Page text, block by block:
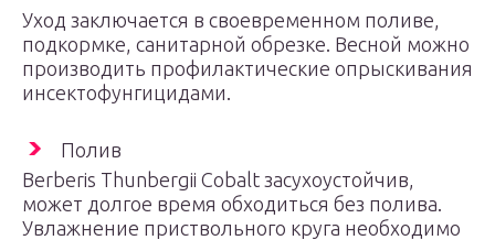
Уход заключается в своевременном поливе,
подкормке, санитарной обрезке. Весной можно
производить профилактические опрыскивания
инсектофунгицидами.
Полив
Berberis Thunbergii Cobalt засухоустойчив,
может долгое время обходиться без полива.
Увлажнение приствольного круга необходимо